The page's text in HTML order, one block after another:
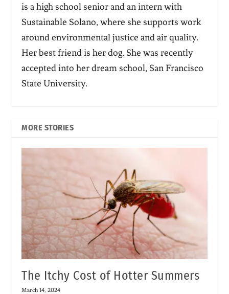
is a high school senior and an intern with
Sustainable Solano, where she supports work
around environmental justice and air quality.
Her best friend is her dog. She was recently
accepted into her dream school, San Francisco
State University.
MORE STORIES
The Itchy Cost of Hotter Summers
March 14, 2024